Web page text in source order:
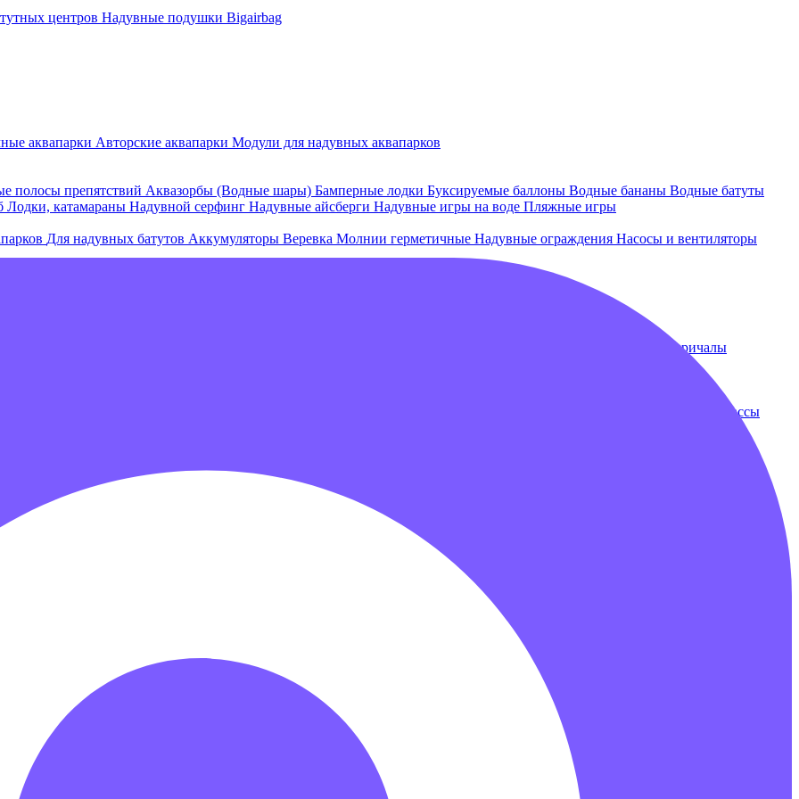
центров Надувные подушки Bigairbag
аквапарки Авторские аквапарки Модули для надувных аквапарков
полосы препятствий Аквазорбы (Водные шары) Бамперные лодки Буксируемые баллоны Водные бананы Водные батуты
Лодки, катамараны Надувной серфинг Надувные айсберги Надувные игры на воде Пляжные игры
Для надувных батутов Аккумуляторы Веревка Молнии герметичные Надувные ограждения Насосы и вентиляторы
Понтоны и причалы
Надувные трассы